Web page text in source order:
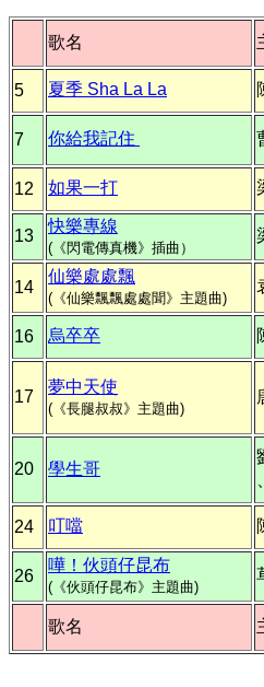
歌名
5 夏季 Sha La La
7 你給我記住
12 如果一打
13
快樂專線
(《閃電傳真機》插曲）
14
仙樂處處飄
(《仙樂飄飄處處聞》主題曲)
16 烏卒卒
17
夢中天使
(《長腿叔叔》主題曲)
20 學生哥
24
叮噹
26
嘩！伙頭仔昆布
(《伙頭仔昆布》主題曲)
歌名